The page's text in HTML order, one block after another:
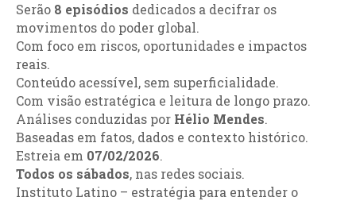
Serão 8 episódios dedicados a decifrar os
movimentos do poder global.
Com foco em riscos, oportunidades e impactos
reais.
Conteúdo acessível, sem superficialidade.
Com visão estratégica e leitura de longo prazo.
Análises conduzidas por Hélio Mendes.
Baseadas em fatos, dados e contexto histórico.
Estreia em 07/02/2026.
Todos os sábados, nas redes sociais.
Instituto Latino – estratégia para entender o